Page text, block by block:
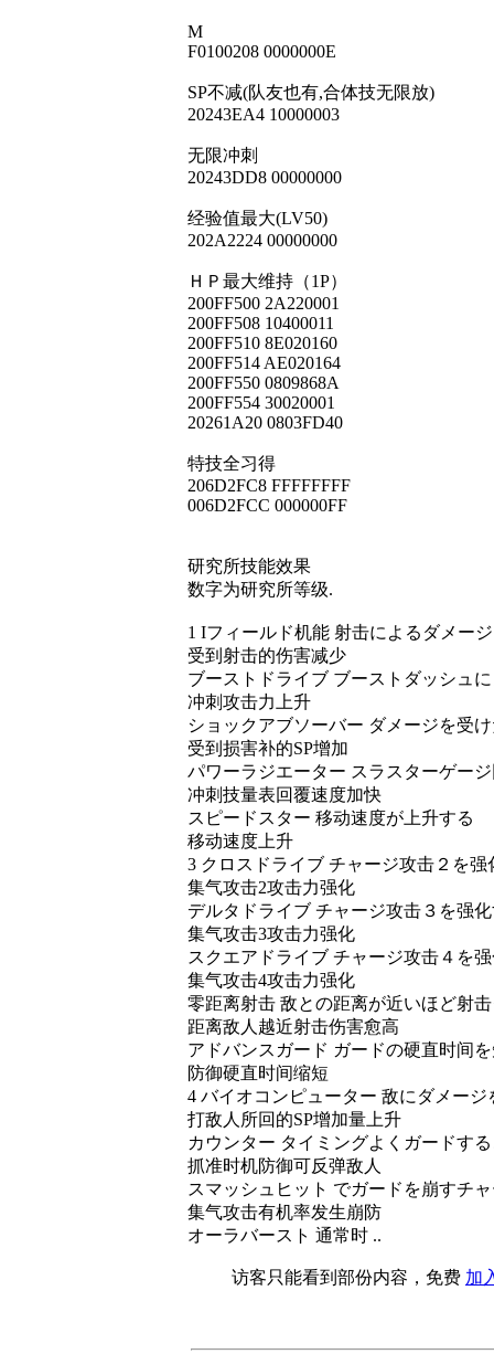
M
F0100208 0000000E
SP不减(队友也有,合体技无限放)
20243EA4 10000003
无限冲刺
20243DD8 00000000
经验值最大(LV50)
202A2224 00000000
ＨＰ最大维持（1P）
200FF500 2A220001
200FF508 10400011
200FF510 8E020160
200FF514 AE020164
200FF550 0809868A
200FF554 30020001
20261A20 0803FD40
特技全习得
206D2FC8 FFFFFFFF
006D2FCC 000000FF
研究所技能效果
数字为研究所等级.
1 Iフィールド机能 射击によるダメー
受到射击的伤害减少
ブーストドライブ ブーストダッシュ
冲刺攻击力上升
ショックアブソーバー ダメージを受
受到损害补的SP增加
パワーラジエーター スラスターゲー
冲刺技量表回覆速度加快
スピードスター 移动速度が上升する
移动速度上升
3 クロスドライブ チャージ攻击２を强
集气攻击2攻击力强化
デルタドライブ チャージ攻击３を强
集气攻击3攻击力强化
スクエアドライブ チャージ攻击４を
集气攻击4攻击力强化
零距离射击 敌との距离が近いほど射
距离敌人越近射击伤害愈高
アドバンスガード ガードの硬直时间
防御硬直时间缩短
4 バイオコンピューター 敌にダメー
打敌人所回的SP增加量上升
カウンター タイミングよくガードす
抓准时机防御可反弹敌人
スマッシュヒット でガードを崩すチ
集气攻击有机率发生崩防
オーラバースト 通常时 ..
访客只能看到部份内容，免费 加